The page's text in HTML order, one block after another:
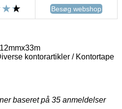
Besøg webshop
kontorartikler / Kontortape
baseret på 35 anmeldelser